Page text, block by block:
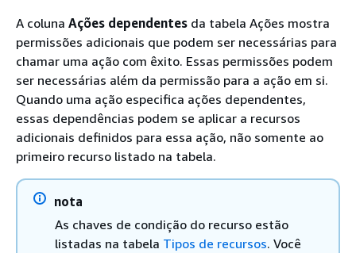
A coluna Ações dependentes da tabela Ações mostra
permissões adicionais que podem ser necessárias para
chamar uma ação com êxito. Essas permissões podem
ser necessárias além da permissão para a ação em si.
Quando uma ação especifica ações dependentes,
essas dependências podem se aplicar a recursos
adicionais definidos para essa ação, não somente ao
primeiro recurso listado na tabela.
nota
As chaves de condição do recurso estão
listadas na tabela Tipos de recursos. Você